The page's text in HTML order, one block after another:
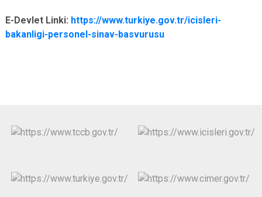
E-Devlet Linki: https://www.turkiye.gov.tr/icisleri-
bakanligi-personel-sinav-basvurusu